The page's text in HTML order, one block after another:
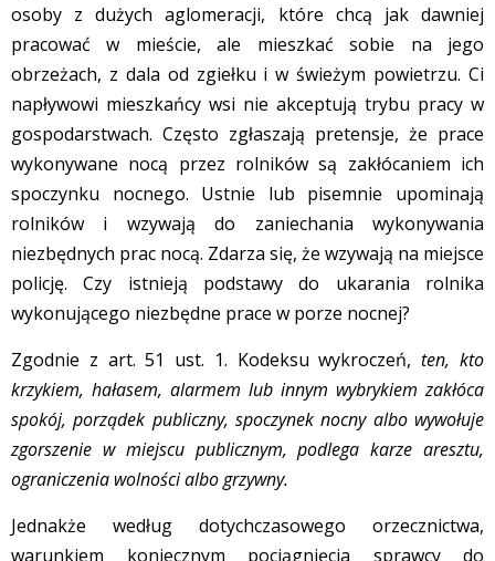
osoby z dużych aglomeracji, które chcą jak dawniej
pracować w mieście, ale mieszkać sobie na jego
obrzeżach, z dala od zgiełku i w świeżym powietrzu. Ci
napływowi mieszkańcy wsi nie akceptują trybu pracy w
gospodarstwach. Często zgłaszają pretensje, że prace
wykonywane nocą przez rolników są zakłócaniem ich
spoczynku nocnego. Ustnie lub pisemnie upominają
rolników i wzywają do zaniechania wykonywania
niezbędnych prac nocą. Zdarza się, że wzywają na miejsce
policję. Czy istnieją podstawy do ukarania rolnika
wykonującego niezbędne prace w porze nocnej?
Zgodnie z art. 51 ust. 1. Kodeksu wykroczeń,ten, kto
krzykiem, hałasem, alarmem lub innym wybrykiem zakłóca
spokój, porządek publiczny, spoczynek nocny albo wywołuje
zgorszenie w miejscu publicznym, podlega karze aresztu,
ograniczenia wolności albo grzywny.
Jednakże według dotychczasowego orzecznictwa,
warunkiem koniecznym pociągnięcia sprawcy do